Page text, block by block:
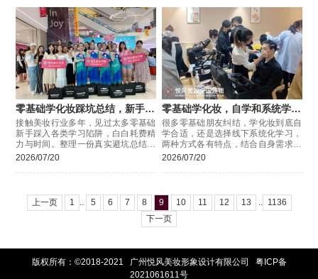
零基础学化妆踩坑总结，新手收
藏备用
接触美妆行业多年，见过太多零基础
新手踩入各类学习陷阱，白白耗费精
力与时间。整理一份真实避坑总结，
给打算入门化妆的朋友做参考。
2026/07/20
零基础学化妆，自学和系统学习
怎么选？
很多零基础朋友纠结，学化妆到底自
学合适，还是选择线下系统化学习，
两种方式各有特点，结合自身需求选
择，才能少走弯路。
2026/07/20
上一页 1 .. 5 6 7 8 9 10 11 12 13 ..
1136
下一页
版权所有：©2018-2021 广州悦风美妆形象设计有限公司 粤ICP备
2021061611号